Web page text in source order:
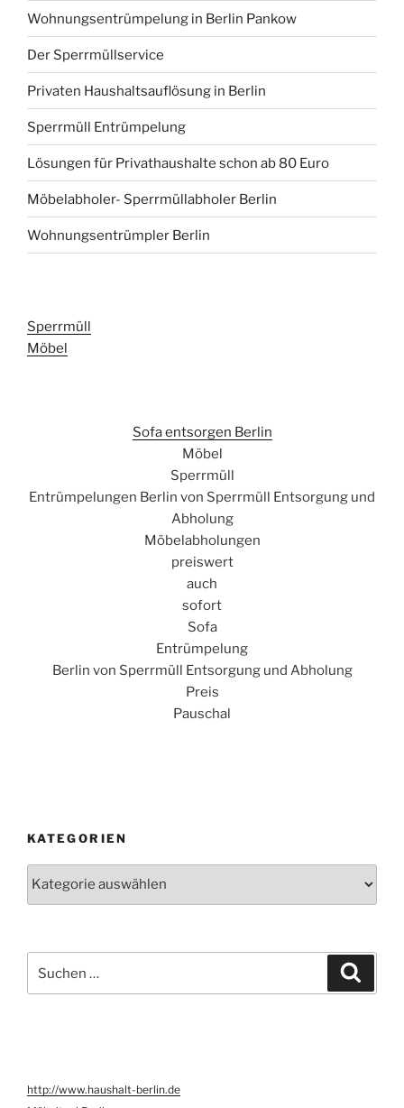
Wohnungsentrümpelung in Berlin Pankow
Der Sperrmüllservice
Privaten Haushaltsauflösung in Berlin
Sperrmüll Entrümpelung
Lösungen für Privathaushalte schon ab 80 Euro
Möbelabholer- Sperrmüllabholer Berlin
Wohnungsentrümpler Berlin
Sperrmüll
Möbel
Sofa entsorgen Berlin
Möbel
Sperrmüll
Entrümpelungen Berlin von Sperrmüll Entsorgung und
Abholung
Möbelabholungen
preiswert
auch
sofort
Sofa
Entrümpelung
Berlin von Sperrmüll Entsorgung und Abholung
Preis
Pauschal
KATEGORIEN
nach:
http://www.haushalt-berlin.de